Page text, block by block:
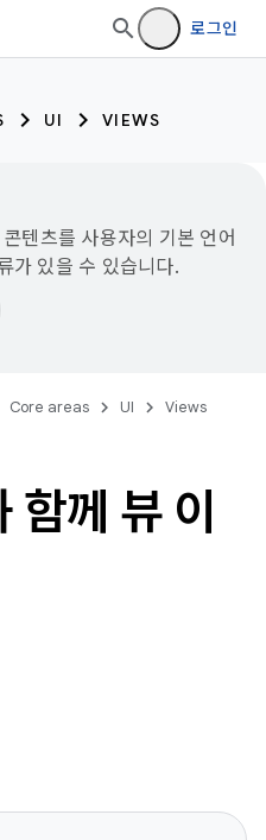
로그인
UI VIEWS
텐츠를 사용자의 기본 언어
가 있을 수 있습니다.
Core areas UI Views
께 뷰 이